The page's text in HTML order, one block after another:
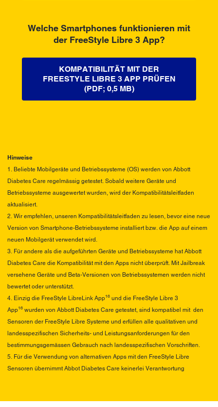
Welche Smartphones funktionieren mit
der FreeStyle Libre 3 App?
KOMPATIBILITÄT MIT DER
FREESTYLE LIBRE 3 APP PRÜFEN
(PDF; 0,5 MB)
Hinweise
1. Beliebte Mobilgeräte und Betriebssysteme (OS) werden von Abbott
Diabetes Care regelmässig getestet. Sobald weitere Geräte und
Betriebssysteme ausgewertet wurden, wird der Kompatibilitätsleitfaden
aktualisiert.
2. Wir empfehlen, unseren Kompatibilitätsleitfaden zu lesen, bevor eine neue
Version von Smartphone-Betriebssysteme installiert bzw. die App auf einem
neuen Mobilgerät verwendet wird.
3. Für andere als die aufgeführten Geräte und Betriebssysteme hat Abbott
Diabetes Care die Kompatibilität mit den Apps nicht überprüft. Mit Jailbreak
versehene Geräte und Beta-Versionen von Betriebssystemen werden nicht
bewertet oder unterstützt.
4. Einzig die FreeStyle LibreLink App16 und die FreeStyle Libre 3
App16 wurden von Abbott Diabetes Care getestet, sind kompatibel mit den
Sensoren der FreeStyle Libre Systeme und erfüllen alle qualitativen und
landesspezifischen Sicherheits- und Leistungsanforderungen für den
bestimmungsgemässen Gebrauch nach landesspezifischen Vorschriften.
5. Für die Verwendung von alternativen Apps mit den FreeStyle Libre
Sensoren übernimmt Abbot Diabetes Care keinerlei Verantwortung